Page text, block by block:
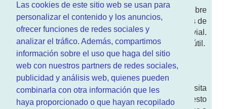
Las cookies de este sitio web se usan para
personalizar el contenido y los anuncios,
ofrecer funciones de redes sociales y
analizar el tráfico. Además, compartimos
información sobre el uso que haga del sitio
web con nuestros partners de redes sociales,
publicidad y análisis web, quienes pueden
combinarla con otra información que les
haya proporcionado o que hayan recopilado
Enwww.RenovarCarnet.comTe contamos sobre
larenovación del permisode conducir, noticias de
actualidad motor y sobre todo seguridad vial.
Ademas tenemos todo tipo de información DGT útil.
¿Quienes somos?
Quieres saber quien mantiene la pagina, visita
nuestrasección de contacto. Aquí tienes nuesto